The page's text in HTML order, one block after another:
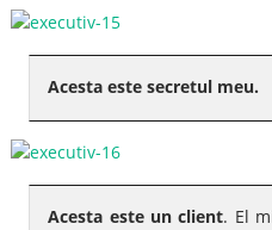
Acesta este secretul meu.
Acesta este un client. El